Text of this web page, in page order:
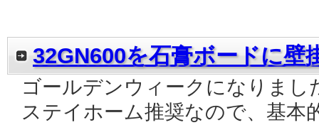
32GN600を石膏ボードに壁
ゴールデンウィークになりまし
ステイホーム推奨なので、基本